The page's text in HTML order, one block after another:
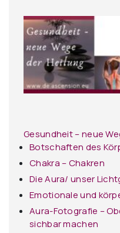
Gesundheit – neue
Botschaften des
Chakra – Chakren
Die Aura/ unser
Emotionale und
Aura-Fotografie –
sichbar machen